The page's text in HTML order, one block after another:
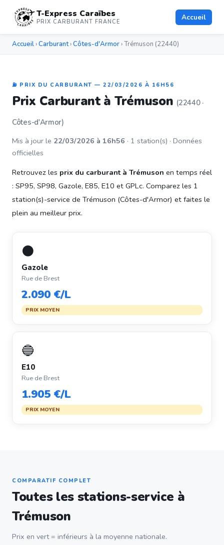
T-Express Caraïbes
PRIX CARBURANT FRANCE Accueil
Accueil ›Carburant›Côtes-d'Armor › Trémuson (22440)
⛽ PRIX DU CARBURANT — 22/03/2026 À 16H56
Prix Carburant à Trémuson (22440 ·
Côtes-d'Armor)
Mis à jour le 22/03/2026 à 16h56 · 1 station(s) · Données
officielles
Retrouvez les prix du carburant à Trémuson en temps réel
: SP95, SP98, Gazole, E85, E10 et GPLc. Comparez les 1
station(s)-service de Trémuson (Côtes-d'Armor) et faites le
plein au meilleur prix.
⚫
Gazole
Rue de Brest
2.090 €/L
PRIX MOYEN
🔵
E10
Rue de Brest
1.905 €/L
PRIX MOYEN
COMPARATIF COMPLET
Toutes les stations-service à
Trémuson
Prix en vert = inférieurs à la moyenne nationale.